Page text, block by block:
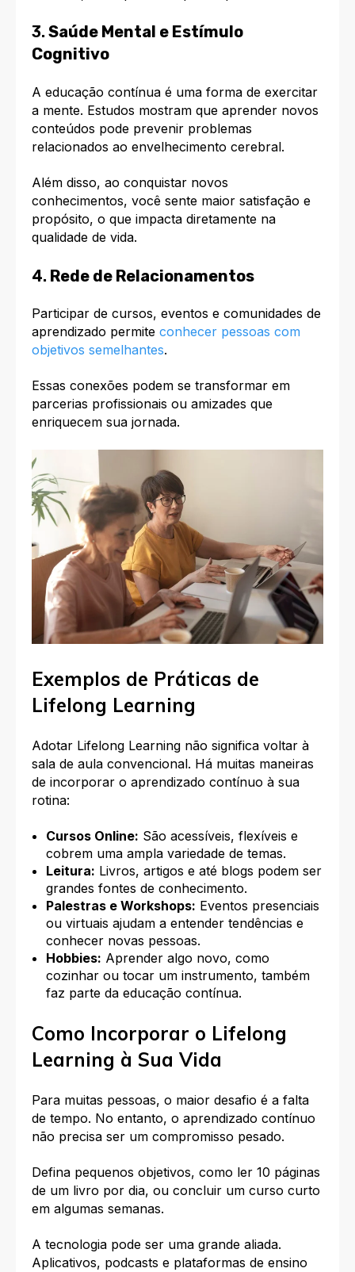
3. Saúde Mental e Estímulo
Cognitivo
A educação contínua é uma forma de exercitar
a mente. Estudos mostram que aprender novos
conteúdos pode prevenir problemas
relacionados ao envelhecimento cerebral.
Além disso, ao conquistar novos
conhecimentos, você sente maior satisfação e
propósito, o que impacta diretamente na
qualidade de vida.
4. Rede de Relacionamentos
Participar de cursos, eventos e comunidades de
aprendizado permite conhecer pessoas com
objetivos semelhantes.
Essas conexões podem se transformar em
parcerias profissionais ou amizades que
enriquecem sua jornada.
Exemplos de Práticas de
Lifelong Learning
Adotar Lifelong Learning não significa voltar à
sala de aula convencional. Há muitas maneiras
de incorporar o aprendizado contínuo à sua
rotina:
Cursos Online: São acessíveis, flexíveis e
cobrem uma ampla variedade de temas.
Leitura: Livros, artigos e até blogs podem ser
grandes fontes de conhecimento.
Palestras e Workshops: Eventos presenciais
ou virtuais ajudam a entender tendências e
conhecer novas pessoas.
Hobbies: Aprender algo novo, como
cozinhar ou tocar um instrumento, também
faz parte da educação contínua.
Como Incorporar o Lifelong
Learning à Sua Vida
Para muitas pessoas, o maior desafio é a falta
de tempo. No entanto, o aprendizado contínuo
não precisa ser um compromisso pesado.
Defina pequenos objetivos, como ler 10 páginas
de um livro por dia, ou concluir um curso curto
em algumas semanas.
A tecnologia pode ser uma grande aliada.
Aplicativos, podcasts e plataformas de ensino